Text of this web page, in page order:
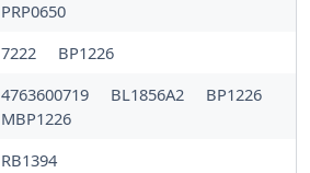
PRP0650
7222
BP1226
4763600719 BL1856A2
BP1226
MBP1226
RB1394